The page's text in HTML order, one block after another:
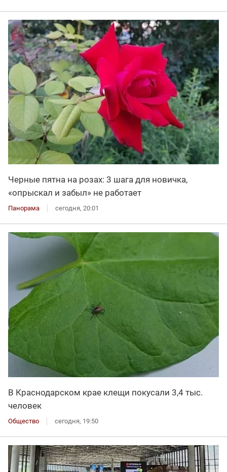
Черные пятна на розах: 3 шага для новичка,
«опрыскал и забыл» не работает
Панорама сегодня, 20:01
В Краснодарском крае клещи покусали 3,4 тыс.
человек
Общество сегодня, 19:50